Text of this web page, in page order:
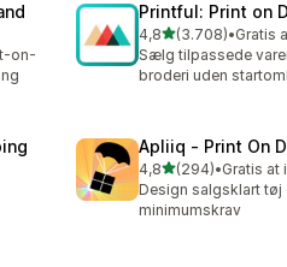
on-
Printful: Print on
4,8ud af 5 stjerner
(3.708)
3708 anmeldelser i
•Gratis
Sælg tilpassede
broderi uden
Apliiq ‑ Print On
4,8ud af 5 stjerner
(294)
294 anmeldelser i alt
•Gratis at
Design salgsklart tøj
minimumskrav